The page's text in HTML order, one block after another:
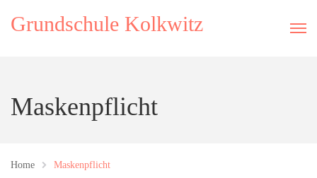
Grundschule Kolkwitz
Maskenpflicht
Home Maskenpflicht